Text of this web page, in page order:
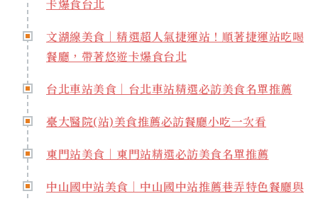
卡爆食台北
文湖線美食｜精選超人氣捷運站！順著捷運站吃喝
餐廳，帶著悠遊卡爆食台北
台北車站美食｜台北車站精選必訪美食名單推薦
臺大醫院(站)美食推薦必訪餐廳小吃一次看
東門站美食｜東門站精選必訪美食名單推薦
中山國中站美食｜中山國中站推薦巷弄特色餐廳與